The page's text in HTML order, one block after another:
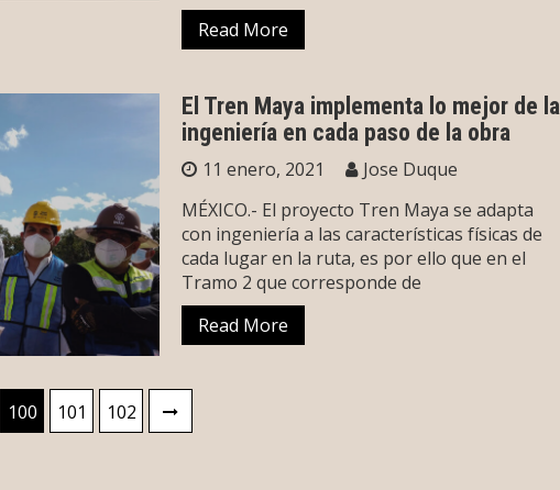
Read More
El Tren Maya implementa lo mejor de la
ingeniería en cada paso de la obra
11 enero, 2021
Jose Duque
MÉXICO.- El proyecto Tren Maya se adapta
con ingeniería a las características físicas de
cada lugar en la ruta, es por ello que en el
Tramo 2 que corresponde de
Read More
100 101 102